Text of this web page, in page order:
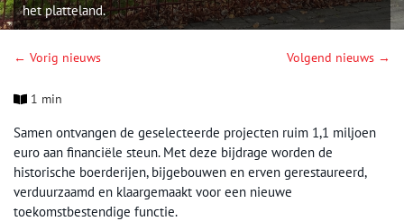
het platteland.
← Vorig nieuws Volgend nieuws →
1 min
Samen ontvangen de geselecteerde projecten ruim 1,1 miljoen
euro aan financiële steun. Met deze bijdrage worden de
historische boerderijen, bijgebouwen en erven gerestaureerd,
verduurzaamd en klaargemaakt voor een nieuwe
toekomstbestendige functie.